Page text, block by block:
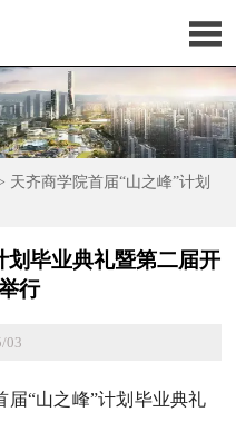

天齐商学院首届“山之峰”计划
划毕业典礼暨第二届开
行
03
届“山之峰”计划毕业典礼